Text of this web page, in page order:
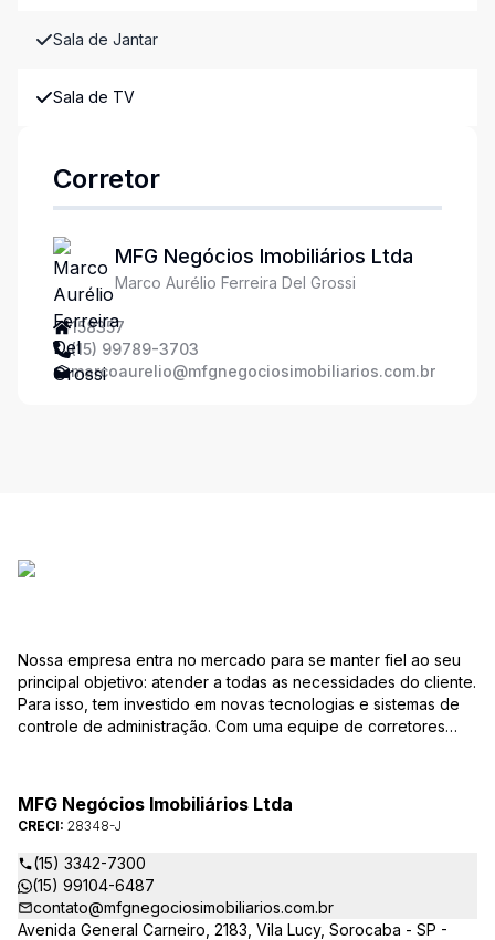
Sala de Jantar
Sala de TV
Corretor
MFG Negócios Imobiliários Ltda
Marco Aurélio Ferreira Del Grossi
158357
(15) 99789-3703
marcoaurelio@mfgnegociosimobiliarios.com.br
Nossa empresa entra no mercado para se manter fiel ao seu
principal objetivo: atender a todas as necessidades do cliente.
Para isso, tem investido em novas tecnologias e sistemas de
controle de administração. Com uma equipe de corretores
comerciais, terrenos etc. para compra e venda. As consultas
podem ser feitas por telefone, pessoalmente, ou pela Internet,
pela pesquisa para Vendas. Um módulo de super busca irá
pesquisar entre as ofertas o imóvel com as características que
você procura. em instantes você terá as informações sobre o
resultado, podendo, inclusive marcar visita ou pesquisar
outros parâmetros. Caso não exista uma oferta que preencha
MFG Negócios Imobiliários Ltda
CRECI: 28348-J
(15) 3342-7300
(15) 99104-6487
contato@mfgnegociosimobiliarios.com.br
Avenida General Carneiro, 2183, Vila Lucy, Sorocaba - SP -